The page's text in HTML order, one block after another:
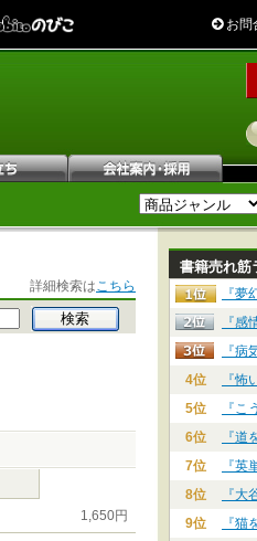
お問
詳細検索はこちら
1,650円
書籍売れ筋
『夢
『感
『病
4位
『怖
5位
『こ
6位
『道
7位
『英
8位
『大
9位
『猫